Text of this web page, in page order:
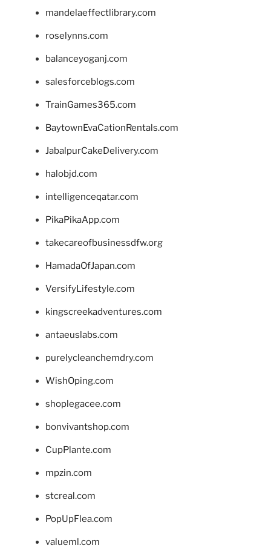
mandelaeffectlibrary.com
roselynns.com
balanceyoganj.com
salesforceblogs.com
TrainGames365.com
BaytownEvaCationRentals.com
JabalpurCakeDelivery.com
halobjd.com
intelligenceqatar.com
PikaPikaApp.com
takecareofbusinessdfw.org
HamadaOfJapan.com
VersifyLifestyle.com
kingscreekadventures.com
antaeuslabs.com
purelycleanchemdry.com
WishOping.com
shoplegacee.com
bonvivantshop.com
CupPlante.com
mpzin.com
stcreal.com
PopUpFlea.com
valueml.com